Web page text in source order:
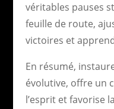
véritables pauses
feuille de route,
victoires et
En résumé,
évolutive, offre un
l’esprit et favorise